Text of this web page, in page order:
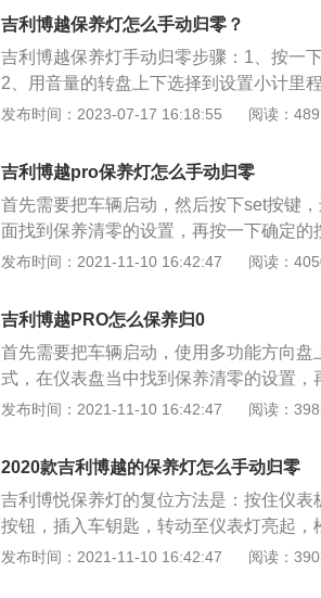
米，轴距为2670毫米。动力方面，吉利
升自然吸气发动机，还有一款是1.8升涡轮
吉利博越保养灯怎么手动归零？
吉利博越保养灯手动归零步骤：1、按一
2、用音量的转盘上下选择到设置小计里
菜单；3、找到保养里程这个选项，按
694毫米，轴距达到2670毫米。吉利博越
潮流，智能化方面也“智高一筹”，智能安
引领着SUV的新潮流。
发布时间：2023-07-17 16:18:55 阅读：
吉利博越pro保养灯怎么手动归零
首先需要把车辆启动，然后按下set按键
面找到保养清零的设置，再按一下确定
养之后，车辆在行驶5000公里后，会重
数记录好，等到保养公里数到达的时候
养，手动消除保养灯之后，到下一次保
的。
发布时间：2021-11-10 16:42:47 阅读：
吉利博越PRO怎么保养归0
首先需要把车辆启动，使用多功能方向
式，在仪表盘当中找到保养清零的设置
零。等待车辆在行驶5000km之后，保养
车辆的保养灯归零，如果此时并不想对车
数，然后对保养灯进行清除，清除之后
的时候，再对车辆进行保养。
发布时间：2021-11-10 16:42:47 阅读：
2020款吉利博越的保养灯怎么手动归零
吉利博悦保养灯的复位方法是：按住仪
按钮，插入车钥匙，转动至仪表灯亮起
养灯复位完成。仪表板显示屏上的
发布时间：2021-11-10 16:42:47 阅读：